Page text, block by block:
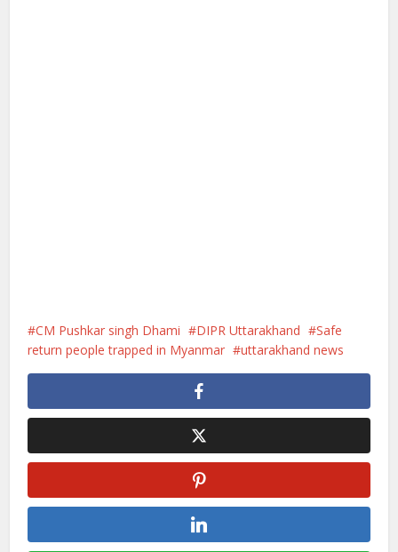
CM Pushkar singh Dhami DIPR Uttarakhand
Safe
return people trapped in Myanmar
uttarakhand news